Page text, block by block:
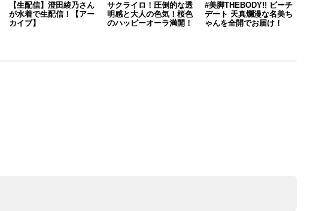
【生配信】澄田綾乃さん
が水着で生配信！【アー
カイブ】
サクライロ！圧倒的な透
明感と大人の色気！桜色
のハッピーオーラ満開！
#美脚THEBODY!! ビーチ
デート 天真爛漫な名美ち
ゃんを全開でお届け！